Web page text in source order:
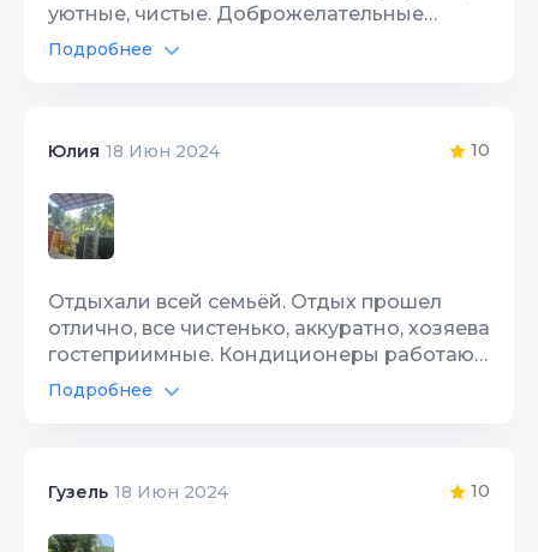
уютные, чистые. Доброжелательные
хозяева. Приедем ещё не раз. Спасибо за
отдых.
Подробнее
Юлия 18 Июн 2024 10
Отдыхали всей семьёй. Отдых прошел
отлично, все чистенько, аккуратно, хозяева
гостеприимные. Кондиционеры работают,
вода, туалет всегда была. На территории у
веранды у хозяев продается вкуснейшие
рядом,вечерняя жизнь Абхазии, танцы,
Ездием уже 4й год к Джульетте, всем
Подробнее
Гузель 18 Июн 2024 10